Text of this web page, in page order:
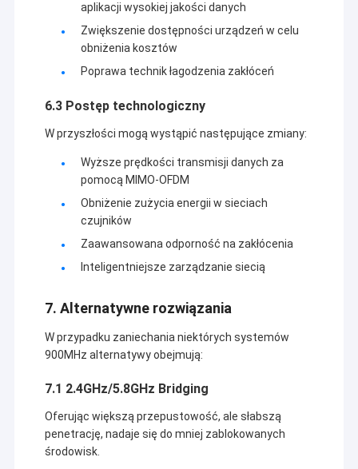
aplikacji wysokiej jakości danych
Zwiększenie dostępności urządzeń w celu
obniżenia kosztów
Poprawa technik łagodzenia zakłóceń
6.3 Postęp technologiczny
W przyszłości mogą wystąpić następujące zmiany:
Wyższe prędkości transmisji danych za
pomocą MIMO-OFDM
Obniżenie zużycia energii w sieciach
czujników
Zaawansowana odporność na zakłócenia
Inteligentniejsze zarządzanie siecią
7. Alternatywne rozwiązania
W przypadku zaniechania niektórych systemów
900MHz alternatywy obejmują:
7.1 2.4GHz/5.8GHz Bridging
Oferując większą przepustowość, ale słabszą
penetrację, nadaje się do mniej zablokowanych
środowisk.